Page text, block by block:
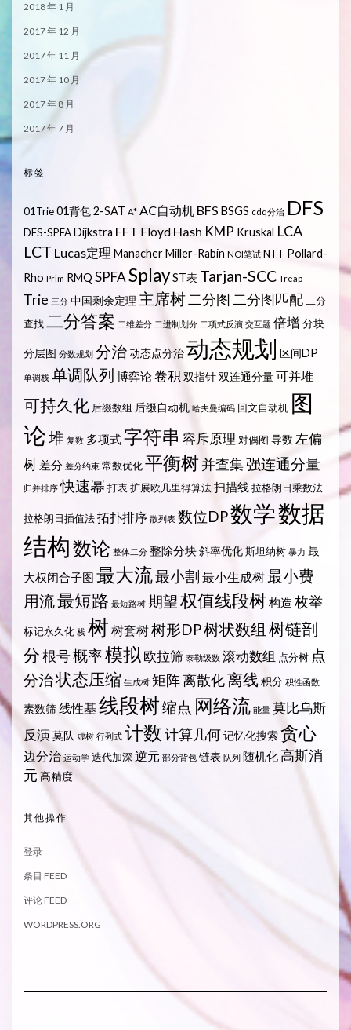
2018 年 1 月
2017 年 12 月
2017 年 11 月
2017 年 10 月
2017 年 8 月
2017 年 7 月
标签
01Trie01背包2-SAT A* AC自动机 BFS BSGS cdq分治 DFS
DFS-SPFADijkstra FFT Floyd Hash KMP Kruskal LCA
LCT Lucas定理 ManacherMiller-Rabin NOI笔试 NTT Pollard-
Rho Prim RMQ SPFASplayST表 Tarjan-SCC Treap
Trie 三分 中国剩余定理 主席树二分图 二分图匹配二分
查找二分答案 二维差分 二进制划分 二项式反演 交互题 倍增 分块
分层图 分数规划 分治动态点分治动态规划 区间DP
单调栈 单调队列 博弈论卷积 双指针双连通分量可并堆
可持久化 后缀数组 后缀自动机 哈夫曼编码 回文自动机 图
论堆 复数 多项式字符串 容斥原理 对偶图 导数 左偏
树 差分 差分约束 常数优化平衡树并查集强连通分量
归并排序 快速幂 打表扩展欧几里得算法扫描线拉格朗日乘数法
拉格朗日插值法拓扑排序 散列表 数位DP数学数据
结构数论 整体二分 整除分块斜率优化斯坦纳树 暴力 最
大权闭合子图 最大流最小割 最小生成树最小费
用流最短路 最短路树 期望权值线段树构造 枚举
标记永久化 栈 树 树套树树形DP树状数组 树链剖
分根号概率模拟 欧拉筛 泰勒级数 滚动数组 点分树 点
分治状态压缩 生成树 矩阵离散化离线积分 积性函数
素数筛线性基 线段树缩点 网络流 能量 莫比乌斯
反演莫队 虚树 行列式 计数计算几何记忆化搜索贪心
边分治 运动学 迭代加深逆元 部分背包 链表 队列 随机化高斯消
元高精度
其他操作
登录
条目 FEED
评论 FEED
WORDPRESS.ORG